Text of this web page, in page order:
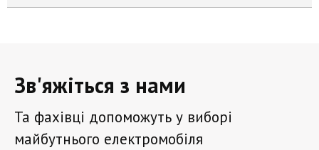
Зв'яжіться з нами
Та фахівці допоможуть у виборі
майбутнього електромобіля